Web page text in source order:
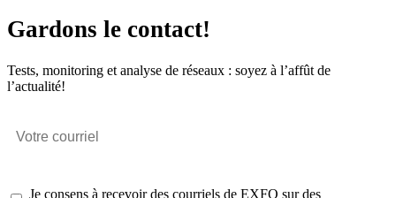
Gardons le contact!
Tests, monitoring et analyse de réseaux : soyez à l’affût de
l’actualité!
Je consens à recevoir des courriels de EXFO sur des